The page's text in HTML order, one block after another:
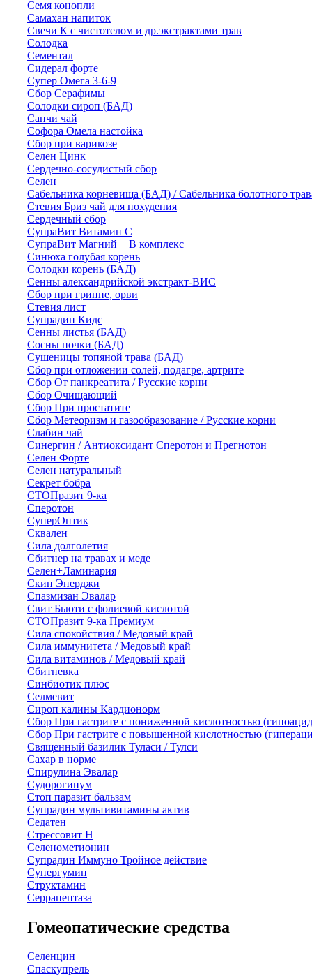
Семя конопли
Самахан напиток
Свечи К с чистотелом и др.экстрактами трав
Солодка
Сементал
Сидерал форте
Супер Омега 3-6-9
Сбор Серафимы
Солодки сироп (БАД)
Санчи чай
Софора Омела настойка
Сбор при варикозе
Селен Цинк
Сердечно-сосудистый сбор
Селен
Сабельника корневища (БАД) / Сабельника болотного
Стевия Бриз чай для похудения
Сердечный сбор
СупраВит Витамин С
СупраВит Магний + В комплекс
Синюха голубая корень
Солодки корень (БАД)
Сенны александрийской экстракт-ВИС
Сбор при гриппе, орви
Стевия лист
Супрадин Кидс
Сенны листья (БАД)
Сосны почки (БАД)
Сушеницы топяной трава (БАД)
Сбор при отложении солей, подагре, артрите
Сбор От панкреатита / Русские корни
Сбор Очищающий
Сбор При простатите
Сбор Метеоризм и газообразование / Русские корни
Слабин чай
Синергин / Антиоксидант Сперотон и Прегнотон
Селен Форте
Селен натуральный
Секрет бобра
СТОПразит 9-ка
Сперотон
СуперОптик
Сквален
Сила долголетия
Сбитнер на травах и меде
Селен+Ламинария
Скин Энерджи
Спазмизан Эвалар
Свит Бьюти с фолиевой кислотой
СТОПразит 9-ка Премиум
Сила спокойствия / Медовый край
Сила иммунитета / Медовый край
Сила витаминов / Медовый край
Сбитневка
Синбиотик плюс
Селмевит
Сироп калины Кардионорм
Сбор При гастрите с пониженной кислотностью
Сбор При гастрите с повышенной кислотностью
Священный базилик Туласи / Тулси
Сахар в норме
Спирулина Эвалар
Судорогинум
Стоп паразит бальзам
Супрадин мультивитамины актив
Седатен
Стрессовит Н
Селенометионин
Супрадин Иммуно Тройное действие
Супергумин
Структамин
Серрапептаза
Гомеопатические средства
Селенцин
Спаскупрель